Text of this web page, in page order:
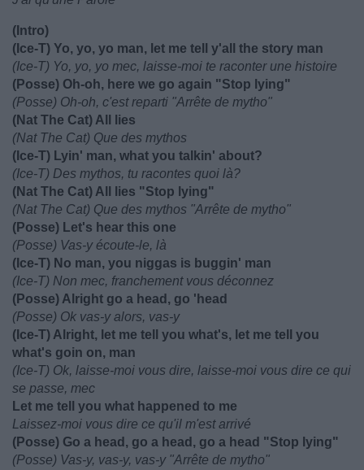
(Intro)
(Ice-T) Yo, yo, yo man, let me tell y'all the story man
(Ice-T) Yo, yo, yo mec, laisse-moi te raconter une histoire
(Posse) Oh-oh, here we go again "Stop lying"
(Posse) Oh-oh, c'est reparti "Arrête de mytho"
(Nat The Cat) All lies
(Nat The Cat) Que des mythos
(Ice-T) Lyin' man, what you talkin' about?
(Ice-T) Des mythos, tu racontes quoi là?
(Nat The Cat) All lies "Stop lying"
(Nat The Cat) Que des mythos "Arrête de mytho"
(Posse) Let's hear this one
(Posse) Vas-y écoute-le, là
(Ice-T) No man, you niggas is buggin' man
(Ice-T) Non mec, franchement vous déconnez
(Posse) Alright go a head, go 'head
(Posse) Ok vas-y alors, vas-y
(Ice-T) Alright, let me tell you what's, let me tell you
what's goin on, man
(Ice-T) Ok, laisse-moi vous dire, laisse-moi vous dire ce qui
se passe, mec
Let me tell you what happened to me
Laissez-moi vous dire ce qu'il m'est arrivé
(Posse) Go a head, go a head, go a head "Stop lying"
(Posse) Vas-y, vas-y, vas-y "Arrête de mytho"